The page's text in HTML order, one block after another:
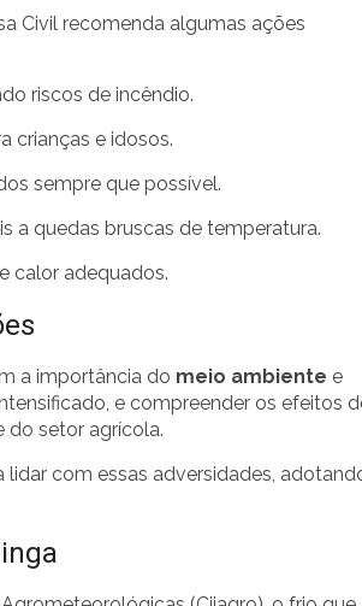
Civil recomenda algumas ações
riscos de incêndio.
crianças e idosos.
sempre que possível.
a quedas bruscas de temperatura.
calor adequados.
a importância do meio ambiente e
e compreender os efeitos
do setor agrícola.
lidar com essas adversidades,